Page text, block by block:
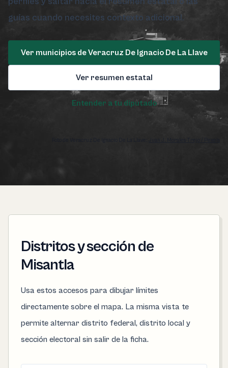
guías cuando necesites contexto adicional.
Ver municipios de Veracruz De Ignacio De La Llave
Ver resumen estatal
Entender a tu diputado
Foto de Veracruz De Ignacio De La Llave:
Distritos y sección de
Misantla
Usa estos accesos para dibujar límites
directamente sobre el mapa. La misma vista te
permite alternar distrito federal, distrito local y
sección electoral sin salir de la ficha.